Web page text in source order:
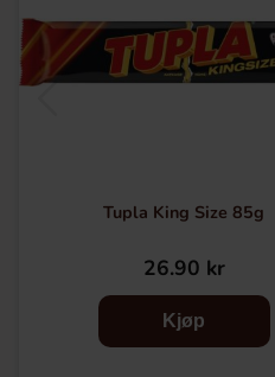
Tupla King Size 85g
26.90 kr
Kjøp